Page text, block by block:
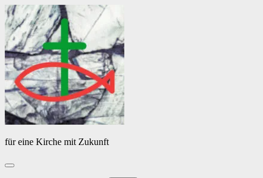
Skip
to
content
von
PfarrerB
für eine Kirche mit Zukunft